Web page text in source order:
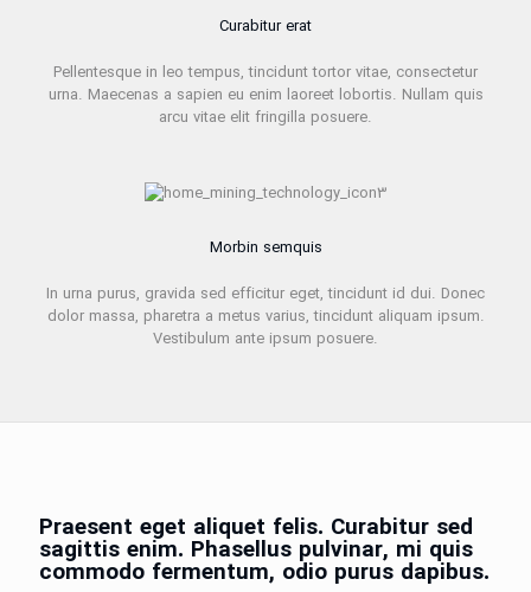
Curabitur erat
Pellentesque in leo tempus, tincidunt tortor vitae, consectetur
urna. Maecenas a sapien eu enim laoreet lobortis. Nullam quis
arcu vitae elit fringilla posuere.
Morbin semquis
In urna purus, gravida sed efficitur eget, tincidunt id dui. Donec
dolor massa, pharetra a metus varius, tincidunt aliquam ipsum.
Vestibulum ante ipsum posuere.
Praesent eget aliquet felis. Curabitur sed
sagittis enim. Phasellus pulvinar, mi quis
commodo fermentum, odio purus dapibus.